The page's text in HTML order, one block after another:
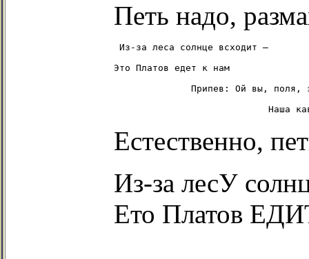
Петь надо,
Из-за леса солнце всходит –
Это Платов едет к нам
Припев: Ой вы, поля,
Естественно,
Из-за лесУ
Ето Платов